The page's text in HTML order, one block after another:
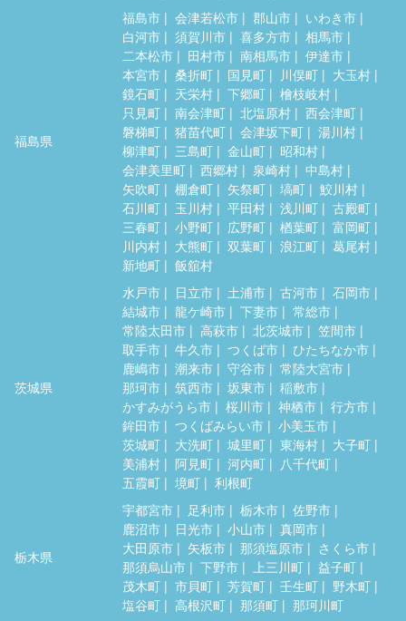
福島県
福島市 会津若松市 郡山市
いわき市
白河市
須賀川市 喜多方市
相馬市
二本松市
田村市 南相馬市
伊達市
本宮市
桑折町 国見町 川俣町
大玉村
鏡石町
天栄村 下郷町
檜枝岐村
只見町
南会津町 北塩原村
西会津町
磐梯町
猪苗代町 会津坂下町
湯川村
柳津町
三島町 金山町
昭和村
会津美里町
西郷村 泉崎村
中島村
矢吹町
棚倉町 矢祭町 塙町
鮫川村
石川町
玉川村 平田村 浅川町
古殿町
三春町
小野町 広野町 楢葉町
富岡町
川内村
大熊町 双葉町 浪江町
葛尾村
新地町
飯舘村
茨城県
水戸市 日立市 土浦市 古河市
石岡市
結城市
龍ケ崎市 下妻市
常総市
常陸太田市
高萩市 北茨城市
笠間市
取手市
牛久市 つくば市
ひたちなか市
鹿嶋市
潮来市 守谷市
常陸大宮市
那珂市
筑西市 坂東市
稲敷市
かすみがうら市
桜川市 神栖市
行方市
鉾田市
つくばみらい市
小美玉市
茨城町
大洗町 城里町 東海村
大子町
美浦村
阿見町 河内町
八千代町
五霞町
境町 利根町
栃木県
宇都宮市 足利市 栃木市
佐野市
鹿沼市
日光市 小山市
真岡市
大田原市
矢板市 那須塩原市
さくら市
那須烏山市
下野市 上三川町
益子町
茂木町
市貝町 芳賀町 壬生町
野木町
塩谷町
高根沢町 那須町 那珂川町